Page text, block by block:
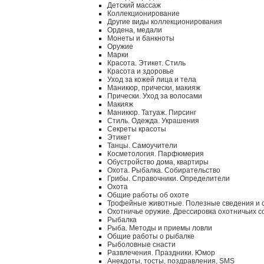
Детский массаж
Коллекционирование
Другие виды коллекционирования
Ордена, медали
Монеты и банкноты
Оружие
Марки
Красота. Этикет. Стиль
Красота и здоровье
Уход за кожей лица и тела
Маникюр, прически, макияж
Прически. Уход за волосами
Макияж
Маникюр. Татуаж. Пирсинг
Стиль. Одежда. Украшения
Секреты красоты
Этикет
Танцы. Самоучители
Косметология. Парфюмерия
Обустройство дома, квартиры
Охота. Рыбалка. Собирательство
Грибы. Справочники. Определители
Охота
Общие работы об охоте
Трофейные животные. Полезные сведения и
Охотничье оружие. Дрессировка охотничьих
Рыбалка
Рыба. Методы и приемы ловли
Общие работы о рыбалке
Рыболовные снасти
Развлечения. Праздники. Юмор
Анекдоты, тосты, поздравления, SMS